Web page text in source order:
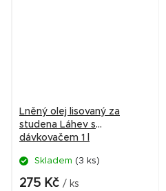
Lněný olej lisovaný za
studena Láhev s
dávkovačem 1 l
Skladem (3 ks)
275 Kč / ks